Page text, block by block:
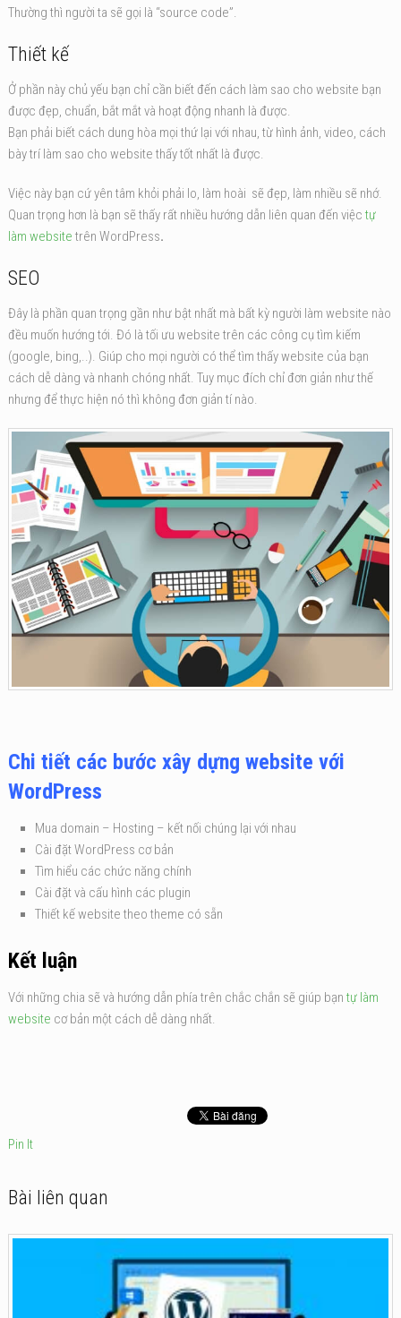
Thường thì người ta sẽ gọi là “source code”.
Thiết kế
Ở phần này chủ yếu bạn chỉ cần biết đến cách làm sao cho website bạn
được đẹp, chuẩn, bắt mắt và hoạt động nhanh là được.
Bạn phải biết cách dung hòa mọi thứ lại với nhau, từ hình ảnh, video, cách
bày trí làm sao cho website thấy tốt nhất là được.
Việc này bạn cứ yên tâm khỏi phải lo, làm hoài sẽ đẹp, làm nhiều sẽ nhớ.
Quan trọng hơn là bạn sẽ thấy rất nhiều hướng dẫn liên quan đến việc tự
làm website trên WordPress.
SEO
Đây là phần quan trọng gần như bật nhất mà bất kỳ người làm website nào
đều muốn hướng tới. Đó là tối ưu website trên các công cụ tìm kiếm
(google, bing,..). Giúp cho mọi người có thể tìm thấy website của bạn
cách dễ dàng và nhanh chóng nhất. Tuy mục đích chỉ đơn giản như thế
nhưng để thực hiện nó thì không đơn giản tí nào.
Chi tiết các bước xây dựng website với
WordPress
Mua domain – Hosting – kết nối chúng lại với nhau
Cài đặt WordPress cơ bản
Tìm hiểu các chức năng chính
Cài đặt và cấu hình các plugin
Thiết kế website theo theme có sẵn
Kết luận
Với những chia sẽ và hướng dẫn phía trên chắc chắn sẽ giúp bạn tự làm
website cơ bản một cách dễ dàng nhất.
Pin It
Bài liên quan